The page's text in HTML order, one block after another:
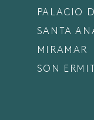
PALACIO
SANTA
MIRAMAR
SON